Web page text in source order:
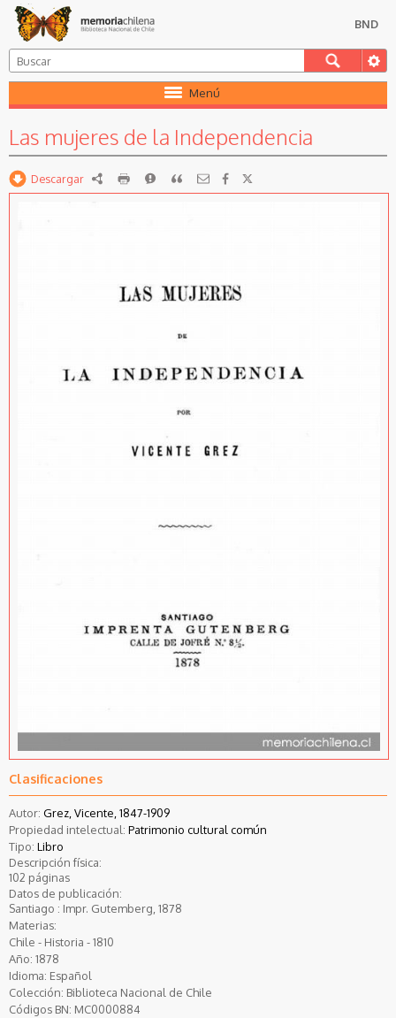
BND
Menú
Las mujeres de la Independencia
Descargar RDF imprimirReportarCitar
Clasificaciones
Autor: Grez, Vicente, 1847-1909
Propiedad intelectual: Patrimonio cultural común
Tipo: Libro
Descripción física:
102 páginas
Datos de publicación:
Santiago : Impr. Gutemberg, 1878
Materias:
Chile - Historia - 1810
Año: 1878
Idioma: Español
Colección: Biblioteca Nacional de Chile
Códigos BN: MC0000884